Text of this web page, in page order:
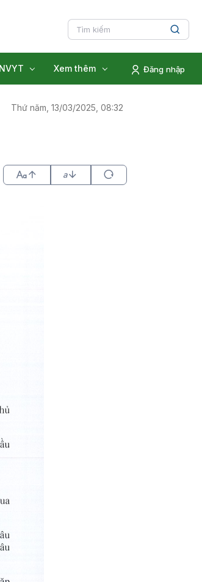
Xem thêm Đăng nhập
Thứ năm, 13/03/2025, 08:32
a